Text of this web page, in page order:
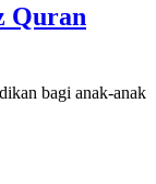
Quran
bagi anak-anak